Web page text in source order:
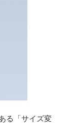
る「サイズ変